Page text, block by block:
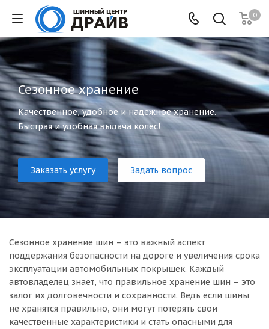
0
Сезонное хранение
Качественное, удобное и надежное хранение.
Быстрая и удобная выдача колес!
Заказать услугу Задать вопрос
Сезонное хранение шин – это важный аспект
поддержания безопасности на дороге и увеличения срока
эксплуатации автомобильных покрышек. Каждый
автовладелец знает, что правильное хранение шин – это
залог их долговечности и сохранности. Ведь если шины
не хранятся правильно, они могут потерять свои
качественные характеристики и стать опасными для